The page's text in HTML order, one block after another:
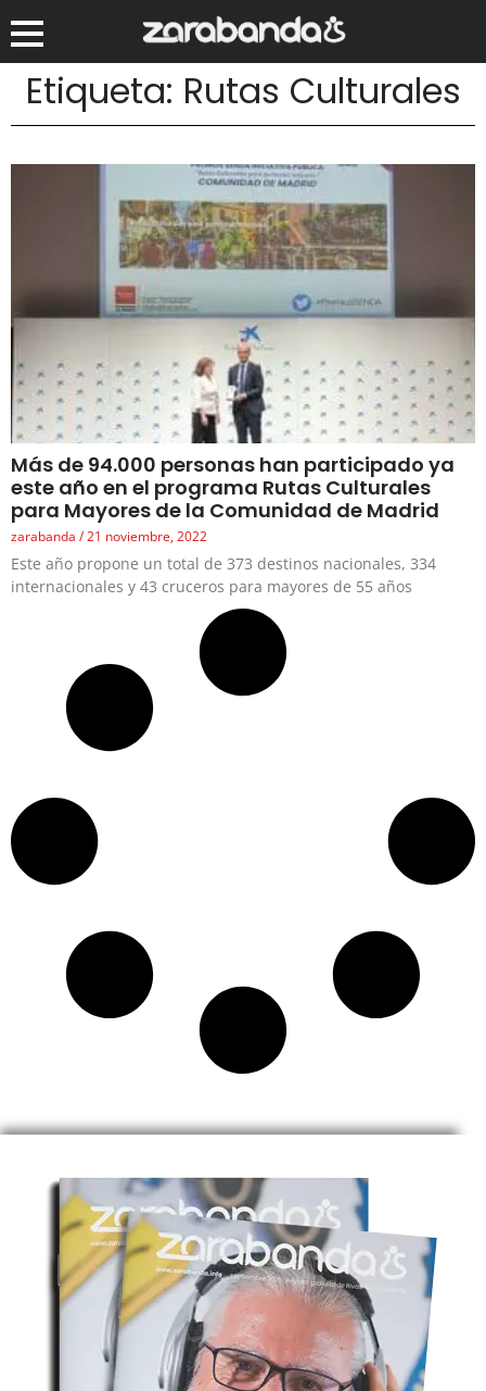
Etiqueta: Rutas Culturales
Más de 94.000 personas han participado ya
este año en el programa Rutas Culturales
para Mayores de la Comunidad de Madrid
zarabanda 21 noviembre, 2022
Este año propone un total de 373 destinos nacionales, 334
internacionales y 43 cruceros para mayores de 55 años